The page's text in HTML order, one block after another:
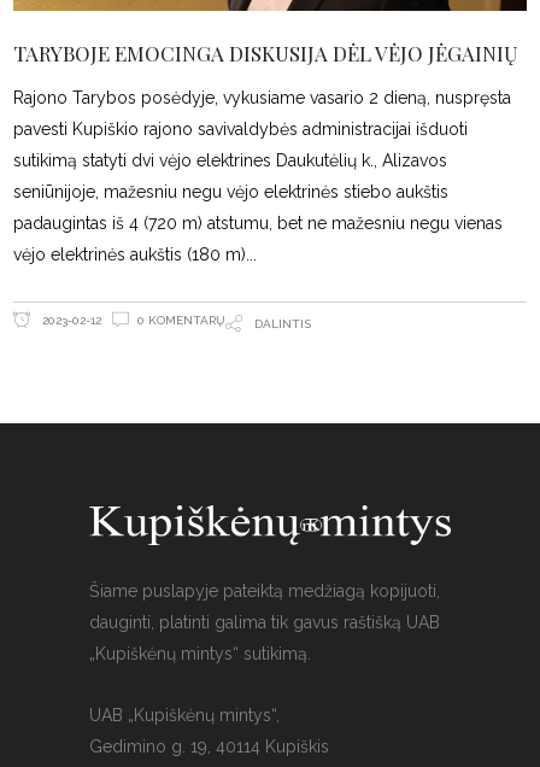
TARYBOJE EMOCINGA DISKUSIJA DĖL VĖJO JĖGAINIŲ
Rajono Tarybos posėdyje, vykusiame vasario 2 dieną, nuspręsta
pavesti Kupiškio rajono savivaldybės administracijai išduoti
sutikimą statyti dvi vėjo elektrines Daukutėlių k., Alizavos
seniūnijoje, mažesniu negu vėjo elektrinės stiebo aukštis
padaugintas iš 4 (720 m) atstumu, bet ne mažesniu negu vienas
vėjo elektrinės aukštis (180 m)
2023-02-12 0 KOMENTARŲ DALINTIS
Šiame puslapyje pateiktą medžiagą kopijuoti,
dauginti, platinti galima tik gavus raštišką UAB
„Kupiškėnų mintys“ sutikimą.
UAB „Kupiškėnų mintys“,
Gedimino g. 19, 40114 Kupiškis